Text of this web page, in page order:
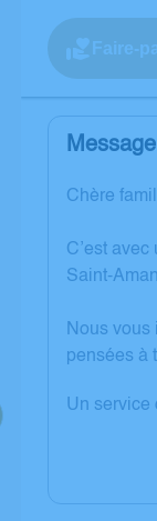
Faire-
Chère
C’est
Saint-
Nous
pensées à
Un service